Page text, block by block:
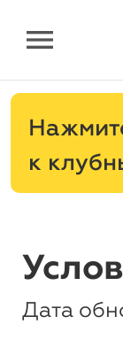
menu
к
Дата